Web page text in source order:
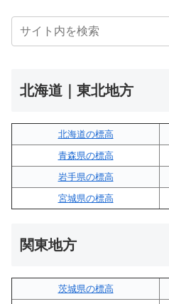
北海道｜東北地方
北海道の標高
青森県の標高
岩手県の標高
宮城県の標高
関東地方
茨城県の標高